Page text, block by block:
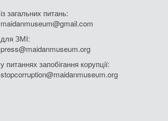
із загальних питань:
maidanmuseum@gmail.com
для ЗМІ:
press@maidanmuseum.org
у питаннях запобігання корупції:
stopcorruption@maidanmuseum.org